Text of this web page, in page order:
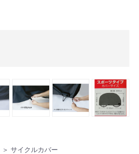
＞ サイクルカバー